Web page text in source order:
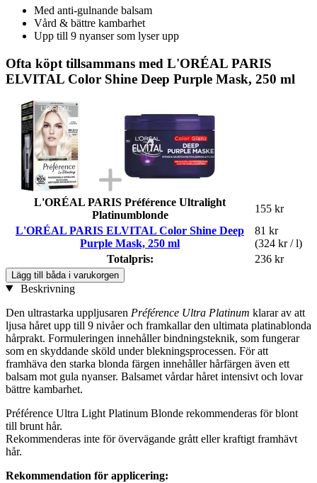
Med anti-gulnande balsam
Vård & bättre kambarhet
Upp till 9 nyanser som lyser upp
Ofta köpt tillsammans med L'ORÉAL PARIS
ELVITAL Color Shine Deep Purple Mask, 250 ml
L'ORÉAL PARIS Préférence Ultralight
Platinumblonde
155 kr
L'ORÉAL PARIS ELVITAL Color Shine Deep
Purple Mask, 250 ml
81 kr
(324 kr / l)
Totalpris:
236 kr
Lägg till båda i varukorgen
Beskrivning
Den ultrastarka uppljusaren Préférence Ultra Platinum klarar av att
ljusa håret upp till 9 nivåer och framkallar den ultimata platinablonda
hårprakt. Formuleringen innehåller bindningsteknik, som fungerar
som en skyddande sköld under blekningsprocessen. För att
framhäva den starka blonda färgen innehåller hårfärgen även ett
balsam mot gula nyanser. Balsamet vårdar håret intensivt och lovar
bättre kambarhet.
Préférence Ultra Light Platinum Blonde rekommenderas för blont
till brunt hår.
Rekommenderas inte för övervägande grått eller kraftigt framhävt
hår.
Rekommendation för applicering: